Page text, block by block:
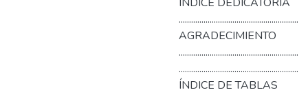
AGRADECIMIENTO
ÍNDICE DE TABLAS